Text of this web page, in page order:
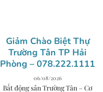
Giảm Chào Biệt Thự
Trường Tân TP Hải
Phòng – 078.222.1111
06/08/2026
Bất động sản Trường Tân – Cơ